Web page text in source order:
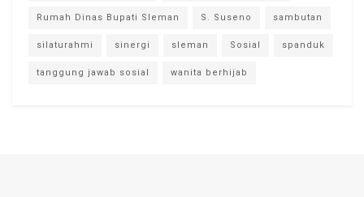
Rumah Dinas Bupati Sleman S. Suseno sambutan
silaturahmi sinergi sleman Sosial spanduk
tanggung jawab sosial wanita berhijab